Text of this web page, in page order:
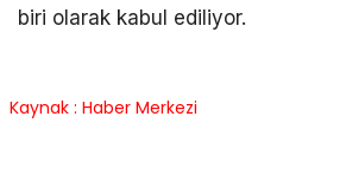
biri olarak kabul ediliyor.
Kaynak : Haber Merkezi